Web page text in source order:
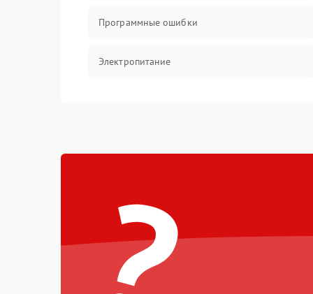
Программные ошибки
Электропитание
Температурные проблемы
Сбои коммуникаций и интерфейсов